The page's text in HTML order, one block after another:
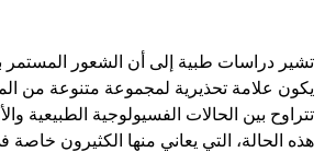
تشير دراسات طبية إلى أن الشعور المستمر
يكون علامة تحذيرية لمجموعة متنوعة من
تتراوح بين الحالات الفسيولوجية الطبيعية
هذه الحالة، التي يعاني منها الكثيرون خاصة